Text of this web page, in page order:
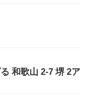
和歌山 2-7 堺 2ア